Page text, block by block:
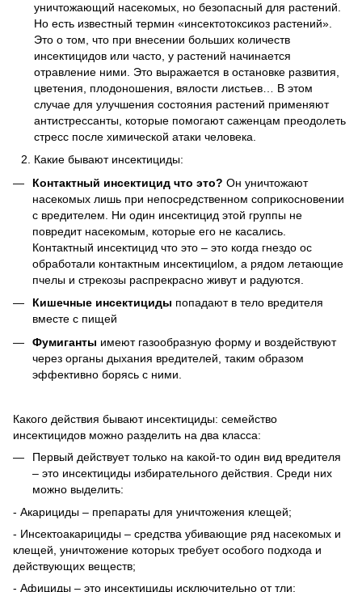
уничтожающий насекомых, но безопасный для растений.
Но есть известный термин «инсектотоксикоз растений».
Это о том, что при внесении больших количеств
инсектицидов или часто, у растений начинается
отравление ними. Это выражается в остановке развития,
цветения, плодоношения, вялости листьев… В этом
случае для улучшения состояния растений применяют
антистрессанты, которые помогают саженцам преодолеть
стресс после химической атаки человека.
Какие бывают инсектициды:
Контактный инсектицид что это? Он уничтожают
насекомых лишь при непосредственном соприкосновении
с вредителем. Ни один инсектицид этой группы не
повредит насекомым, которые его не касались.
Контактный инсектицид что это – это когда гнездо ос
обработали контактным инсектициlом, а рядом летающие
пчелы и стрекозы распрекрасно живут и радуются.
Кишечные инсектициды попадают в тело вредителя
вместе с пищей
Фумиганты имеют газообразную форму и воздействуют
через органы дыхания вредителей, таким образом
эффективно борясь с ними.
Какого действия бывают инсектициды: cемейство
инсектицидов можно разделить на два класса:
Первый действует только на какой-то один вид вредителя
– это инсектициды избирательного действия. Среди них
можно выделить:
- Акарициды – препараты для уничтожения клещей;
- Инсектоакарициды – средства убивающие ряд насекомых и
клещей, уничтожение которых требует особого подхода и
действующих веществ;
- Афициды – это инсектициды исключительно от тли;